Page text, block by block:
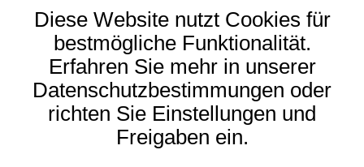
Diese Website nutzt Cookies für
bestmögliche Funktionalität.
Erfahren Sie mehr in unserer
Datenschutzbestimmungen oder
richten Sie Einstellungen und
Freigaben ein.